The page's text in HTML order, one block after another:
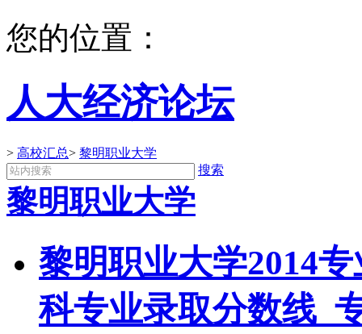
您的位置：
人大经济论坛
> 高校汇总> 黎明职业大学
搜索
黎明职业大学
黎明职业大学2014
科专业录取分数线_